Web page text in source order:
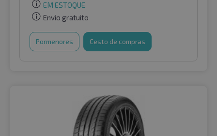
EM ESTOQUE
Envio gratuito
Pormenores Cesto de compras